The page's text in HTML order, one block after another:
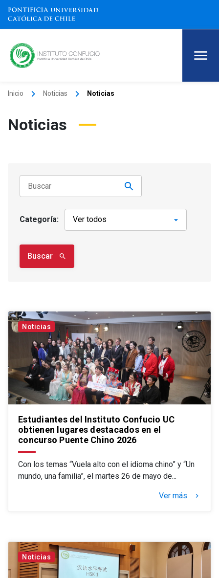
Inicio keyboard_arrow_right Noticias keyboard_arrow_right Noticias
Noticias
Categoría:
Buscar search
Noticias
Estudiantes del Instituto Confucio UC
obtienen lugares destacados en el
concurso Puente Chino 2026
Con los temas “Vuela alto con el idioma chino” y “Un
mundo, una familia”, el martes 26 de mayo de...
Ver más keyboard_arrow_right
Noticias